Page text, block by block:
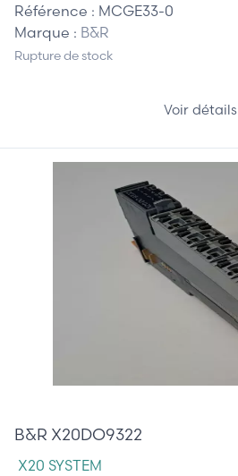
Référence : MCGE33-0
Marque : B&R
Rupture de stock
Voir détails
B&R X20DO9322
X20 SYSTEM